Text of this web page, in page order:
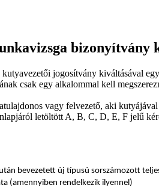
bizonyítvány
jogosítvány kiváltásával
csak egy alkalommal kell
vagy felvezető, aki
letöltött A, B, C, D, E, F jelű
bevezetett új típusú sorszámozott
(amennyiben rendelkezik ilyennel)